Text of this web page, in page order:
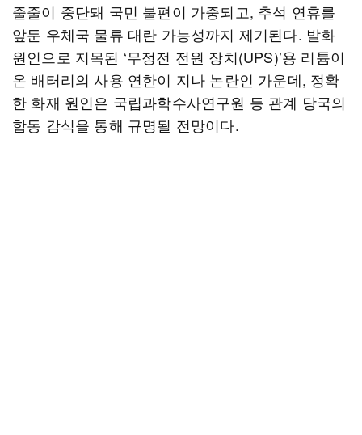
줄줄이 중단돼 국민 불편이 가중되고, 추석 연휴를
앞둔 우체국 물류 대란 가능성까지 제기된다. 발화
원인으로 지목된 ‘무정전 전원 장치(UPS)’용 리튬이
온 배터리의 사용 연한이 지나 논란인 가운데, 정확
한 화재 원인은 국립과학수사연구원 등 관계 당국의
합동 감식을 통해 규명될 전망이다.